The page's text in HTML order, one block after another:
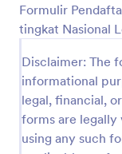
Formulir
tingkat Nasional
Disclaimer: The
informational
legal, financial,
forms are legally
using any such